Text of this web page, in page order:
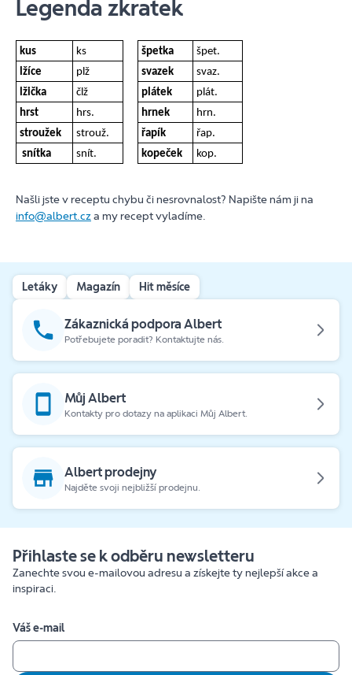
Legenda zkratek
kus ks špetka
špet.
lžíce
plž svazek
svaz.
lžička
člž plátek
plát.
hrst
hrs. hrnek
hrn.
stroužek
strouž. řapík
řap.
snítka
snít. kopeček kop.
Našli jste v receptu chybu či nesrovnalost? Napište nám ji na
info@albert.cza my recept vyladíme.
Letáky Magazín Hit měsíce
Zákaznická podpora Albert
Potřebujete poradit? Kontaktujte nás.
Můj Albert
Kontakty pro dotazy na aplikaci Můj Albert.
Albert prodejny
Najděte svoji nejbližší prodejnu.
Přihlaste se k odběru newsletteru
Zanechte svou e-mailovou adresu a získejte ty nejlepší akce a
inspiraci.
Váš e-mail